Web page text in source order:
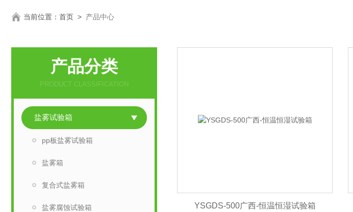
当前位置： 首页 > 产品中心
产品分类
PRODUCT CLASSIFICATION
盐雾试验箱
pp板盐雾试验箱
盐雾箱
复合式盐雾箱
盐雾腐蚀试验箱 YSGDS-500广西-恒温恒湿试验箱